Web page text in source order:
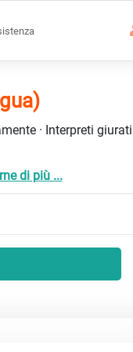
· Interpreti giurati
di più ...